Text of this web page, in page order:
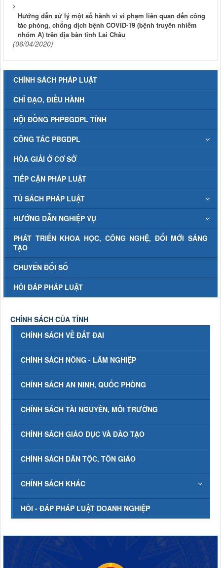
Hướng dẫn xử lý một số hành vi vi phạm liên quan đến công
tác phòng, chống dịch bệnh COVID-19 (bệnh truyền nhiễm
nhóm A) trên địa bàn tỉnh Lai Châu
(06/04/2020)
CHÍNH SÁCH PHÁP LUẬT
CHỈ ĐẠO, ĐIỀU HÀNH
HỘI ĐỒNG PHPBGDPL TỈNH
CÔNG TÁC PBGDPL
HÒA GIẢI Ở CƠ SỞ
TIẾP CẬN PHÁP LUẬT
TỦ SÁCH PHÁP LUẬT
HƯỚNG DẪN NGHIỆP VỤ
PHÁT TRIỂN KHOA HỌC, CÔNG NGHỆ, ĐỔI MỚI SÁNG
TẠO
CHUYỂN ĐỔI SỐ
HỎI ĐÁP PHÁP LUẬT
CHÍNH SÁCH CỦA TỈNH
CHÍNH SÁCH VỀ ĐẤT ĐAI
CHÍNH SÁCH NÔNG - LÂM NGHIỆP
CHÍNH SÁCH AN NINH, QUỐC PHÒNG
CHÍNH SÁCH TÀI NGUYÊN, MÔI TRƯỜNG
CHÍNH SÁCH GIÁO DỤC VÀ ĐÀO TẠO
CHÍNH SÁCH DÂN TỘC, TÔN GIÁO
CHÍNH SÁCH KHÁC
HỎI - ĐÁP PHÁP LUẬT DOANH NGHIỆP